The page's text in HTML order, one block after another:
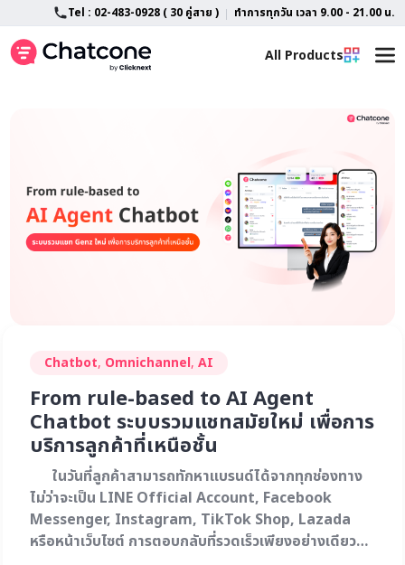
Tel : 02-483-0928 ( 30 คู่สาย ) ทำการทุกวัน เวลา 9.00 - 21.00 น.
Features
Lazada Chat
WeChat OA
AI Solution
About
All Products
Chatbot, Omnichannel, AI
From rule-based to AI Agent
Chatbot ระบบรวมแชทสมัยใหม่ เพื่อการ
บริการลูกค้าที่เหนือชั้น
ในวันที่ลูกค้าสามารถทักหาแบรนด์ได้จากทุกช่องทาง
ไม่ว่าจะเป็น LINE Official Account, Facebook
Messenger, Instagram, TikTok Shop, Lazada
หรือหน้าเว็บไซต์ การตอบกลับที่รวดเร็วเพียงอย่างเดียว